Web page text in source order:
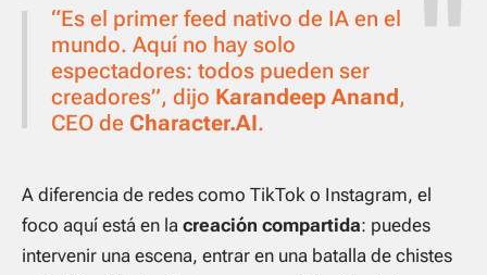
“Es el primer feed nativo de IA en el
mundo. Aquí no hay solo
espectadores: todos pueden ser
creadores”, dijo Karandeep Anand,
CEO de Character.AI.
A diferencia de redes como TikTok o Instagram, el
foco aquí está en la creación compartida: puedes
intervenir una escena, entrar en una batalla de chistes